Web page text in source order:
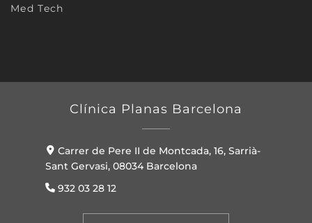
Med Tech
Clínica Planas Barcelona
Carrer de Pere II de Montcada, 16, Sarrià-
Sant Gervasi, 08034 Barcelona
932 03 28 12